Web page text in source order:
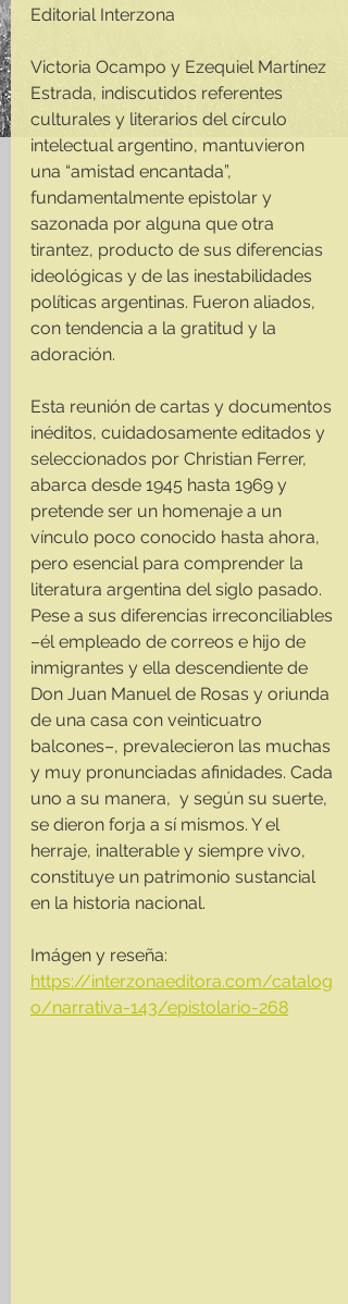
Editorial Interzona
Victoria Ocampo y Ezequiel Martínez
Estrada, indiscutidos referentes
culturales y literarios del círculo
intelectual argentino, mantuvieron
una “amistad encantada”,
fundamentalmente epistolar y
sazonada por alguna que otra
tirantez, producto de sus diferencias
ideológicas y de las inestabilidades
políticas argentinas. Fueron aliados,
con tendencia a la gratitud y la
adoración.
Esta reunión de cartas y documentos
inéditos, cuidadosamente editados y
seleccionados por Christian Ferrer,
abarca desde 1945 hasta 1969 y
pretende ser un homenaje a un
vínculo poco conocido hasta ahora,
pero esencial para comprender la
literatura argentina del siglo pasado.
Pese a sus diferencias irreconciliables
–él empleado de correos e hijo de
inmigrantes y ella descendiente de
Don Juan Manuel de Rosas y oriunda
de una casa con veinticuatro
balcones–, prevalecieron las muchas
y muy pronunciadas afinidades. Cada
uno a su manera,  y según su suerte,
se dieron forja a sí mismos. Y el
herraje, inalterable y siempre vivo,
constituye un patrimonio sustancial
en la historia nacional.
Imágen y reseña:
https://interzonaeditora.com/catalog
o/narrativa-143/epistolario-268